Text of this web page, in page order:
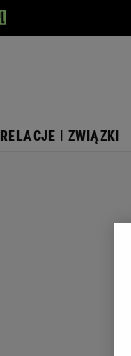
RELACJE I ZWIĄZKI